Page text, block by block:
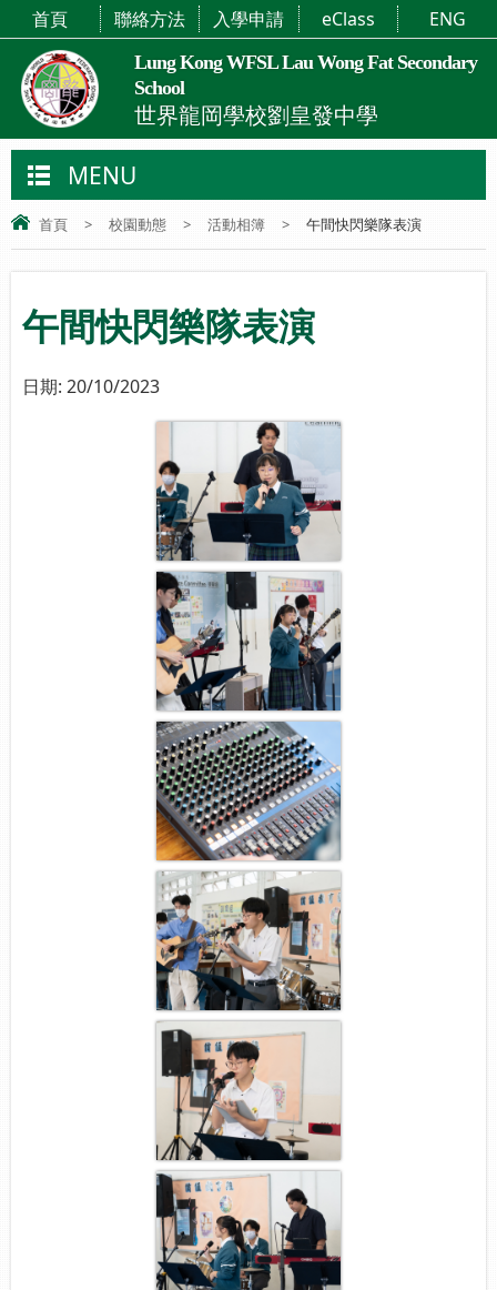
Lung Kong WFSL Lau Wong Fat Secondary
School
世界龍岡學校劉皇發中學
首頁 聯絡方法 入學申請 eClass ENG
MENU
首頁 > 校園動態 > 活動相簿 > 午間快閃樂隊表演
午間快閃樂隊表演
日期: 20/10/2023